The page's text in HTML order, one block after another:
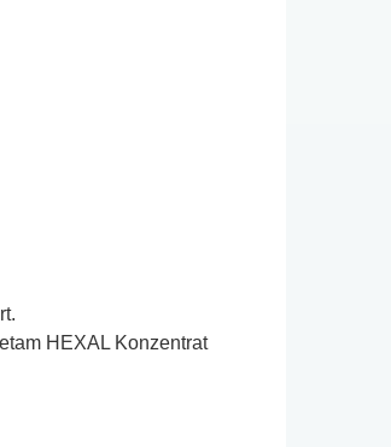
HEXAL Konzentrat